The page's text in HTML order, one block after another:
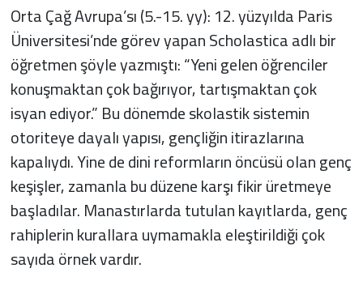
Orta Çağ Avrupa’sı (5.-15. yy): 12. yüzyılda Paris
Üniversitesi’nde görev yapan Scholastica adlı bir
öğretmen şöyle yazmıştı: “Yeni gelen öğrenciler
konuşmaktan çok bağırıyor, tartışmaktan çok
isyan ediyor.” Bu dönemde skolastik sistemin
otoriteye dayalı yapısı, gençliğin itirazlarına
kapalıydı. Yine de dini reformların öncüsü olan genç
keşişler, zamanla bu düzene karşı fikir üretmeye
başladılar. Manastırlarda tutulan kayıtlarda, genç
rahiplerin kurallara uymamakla eleştirildiği çok
sayıda örnek vardır.